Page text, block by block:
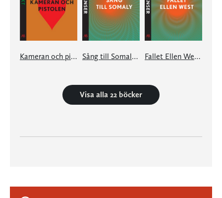
Kameran och pistolen: en e-singel ur Granta #3 Sång till Somaly: en e-singel ur Granta #1 Fallet Ellen West: en e-singel ur Granta #1
Visa alla 22 böcker